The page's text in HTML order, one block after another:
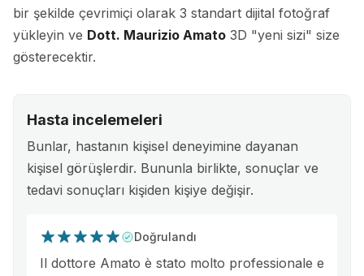
bir şekilde çevrimiçi olarak 3 standart dijital fotoğraf
yükleyin ve Dott. Maurizio Amato 3D "yeni sizi" size
gösterecektir.
Hasta incelemeleri
Bunlar, hastanın kişisel deneyimine dayanan
kişisel görüşlerdir. Bununla birlikte, sonuçlar ve
tedavi sonuçları kişiden kişiye değişir.
Doğrulandı
Il dottore Amato è stato molto professionale e